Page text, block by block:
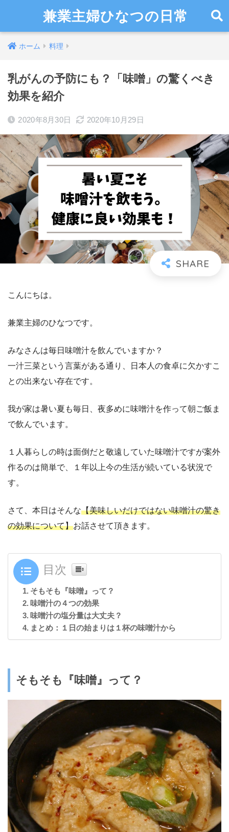
兼業主婦ひなつの日常
ホーム 料理
乳がんの予防にも？「味噌」の驚くべき
効果を紹介
2020年8月30日 2020年10月29日
こんにちは。
兼業主婦のひなつです。
みなさんは毎日味噌汁を飲んでいますか？
一汁三菜という言葉がある通り、日本人の食卓に欠かすこ
との出来ない存在です。
我が家は暑い夏も毎日、夜多めに味噌汁を作って朝ご飯ま
で飲んでいます。
１人暮らしの時は面倒だと敬遠していた味噌汁ですが案外
作るのは簡単で、１年以上今の生活が続いている状況で
す。
さて、本日はそんな【美味しいだけではない味噌汁の驚き
の効果について】お話させて頂きます。
目次
そもそも『味噌』って？
味噌汁の４つの効果
味噌汁の塩分量は大丈夫？
まとめ：１日の始まりは１杯の味噌汁から
そもそも『味噌』って？